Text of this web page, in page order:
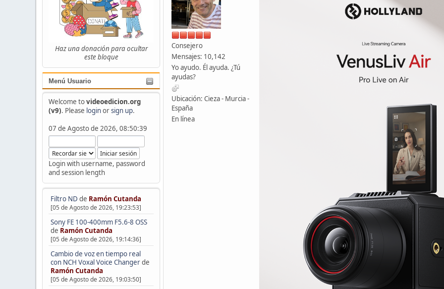
Haz una donación para ocultar
este bloque
Menú Usuario
Welcome tovideoedicion.org
(v9). Please loginorsign up.
07 de Agosto de 2026, 08:50:39
Login with username, password
and session length
Filtro ND de Ramón Cutanda
[05 de Agosto de 2026, 19:23:53]
Sony FE 100-400mm F5.6-8 OSS
de Ramón Cutanda
[05 de Agosto de 2026, 19:14:36]
Cambio de voz en tiempo real
con NCH Voxal Voice Changerde
Ramón Cutanda
[05 de Agosto de 2026, 19:03:50]
Consejero
Mensajes: 10,142
Yo ayudo. Él ayuda. ¿Tú
ayudas?
Ubicación: Cieza - Murcia -
España
En línea